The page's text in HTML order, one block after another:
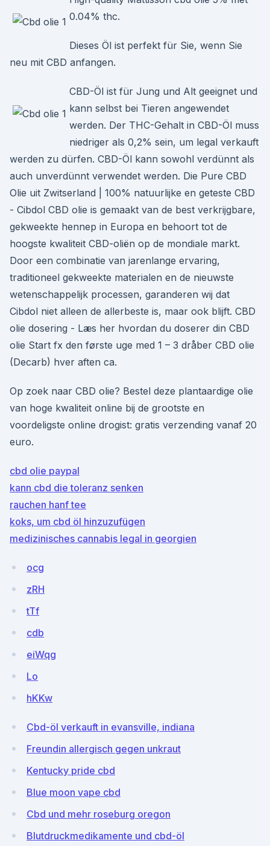
0.04% thc.
Dieses Öl ist perfekt für Sie, wenn Sie
neu mit CBD anfangen.
CBD-Öl ist für Jung und Alt geeignet und
kann selbst bei Tieren angewendet
werden. Der THC-Gehalt in CBD-Öl muss
niedriger als 0,2% sein, um legal verkauft
werden zu dürfen. CBD-Öl kann sowohl verdünnt als
auch unverdünnt verwendet werden. Die Pure CBD
Olie uit Zwitserland | 100% natuurlijke en geteste CBD
- Cibdol CBD olie is gemaakt van de best verkrijgbare,
gekweekte hennep in Europa en behoort tot de
hoogste kwaliteit CBD-oliën op de mondiale markt.
Door een combinatie van jarenlange ervaring,
traditioneel gekweekte materialen en de nieuwste
wetenschappelijk processen, garanderen wij dat
Cibdol niet alleen de allerbeste is, maar ook blijft. CBD
olie dosering - Læs her hvordan du doserer din CBD
olie Start fx den første uge med 1 – 3 dråber CBD olie
(Decarb) hver aften ca.
Op zoek naar CBD olie? Bestel deze plantaardige olie
van hoge kwaliteit online bij de grootste en
voordeligste online drogist: gratis verzending vanaf 20
euro.
cbd olie paypal
kann cbd die toleranz senken
rauchen hanf tee
koks, um cbd öl hinzuzufügen
medizinisches cannabis legal in georgien
ocg
zRH
tTf
cdb
eiWqg
Lo
hKKw
Cbd-öl verkauft in evansville, indiana
Freundin allergisch gegen unkraut
Kentucky pride cbd
Blue moon vape cbd
Cbd und mehr roseburg oregon
Blutdruckmedikamente und cbd-öl